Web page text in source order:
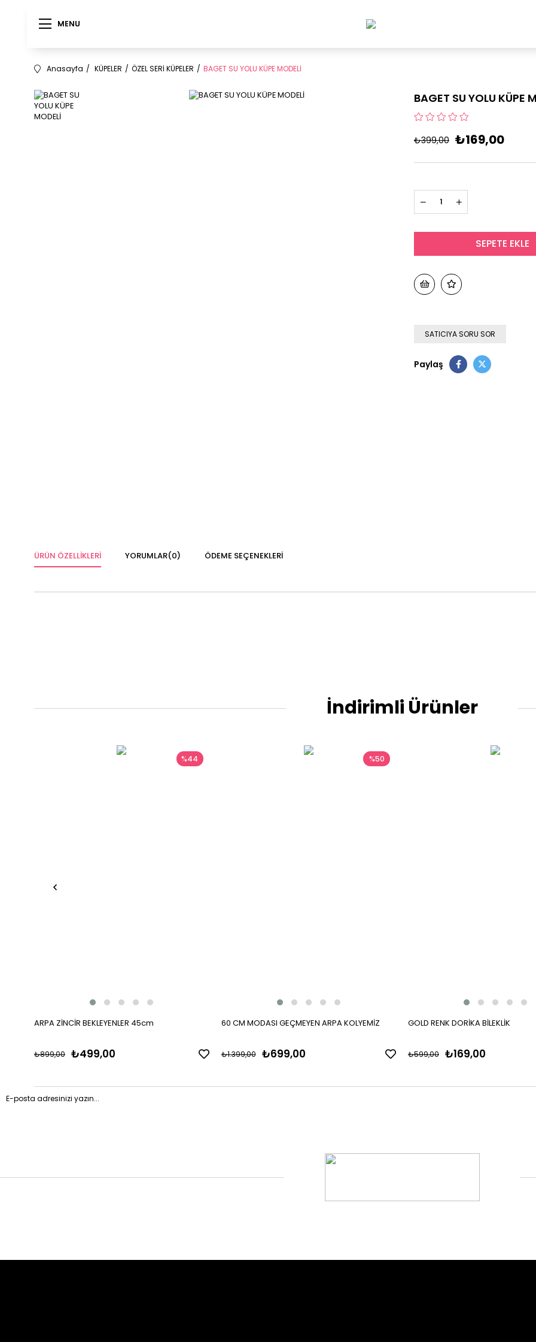
MENU
MENU
Anasayfa KÜPELER ÖZEL SERİ KÜPELER BAGET SU YOLU KÜPE MODELİ
BAGET SU YOLU KÜPE
₺399,00 ₺169,00
SATICIYA SORU SOR
Paylaş
ÜRÜN ÖZELLIKLERI YORUMLAR(0) ÖDEME SEÇENEKLERI
İndirimli Ürünler
ARPA ZİNCİR BEKLEYENLER 45cm
₺499,00
₺899,00
%44
60 CM MODASI GEÇMEYEN ARPA KOLYEMİZ
₺699,00
₺1.399,00
%50
GOLD RENK DORİKA BİLEKLİK
₺169,00
₺599,00